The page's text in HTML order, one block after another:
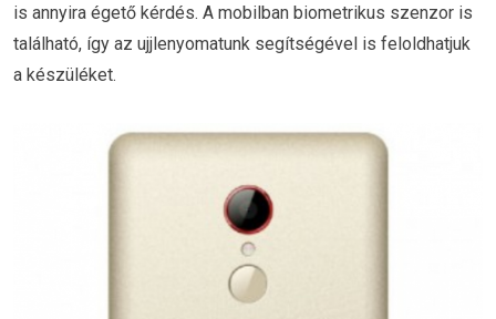
is annyira égető kérdés. A mobilban biometrikus szenzor is
található, így az ujjlenyomatunk segítségével is feloldhatjuk
a készüléket.